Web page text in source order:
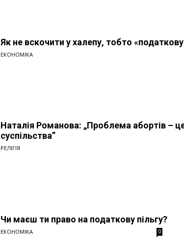
Як не вскочити у халепу, тобто
ЕКОНОМІКА
Наталія Романова: „Проблема абортів –
суспільства”
РЕЛІГІЯ
Чи маєш ти право на податкову пільгу?
ЕКОНОМІКА 0